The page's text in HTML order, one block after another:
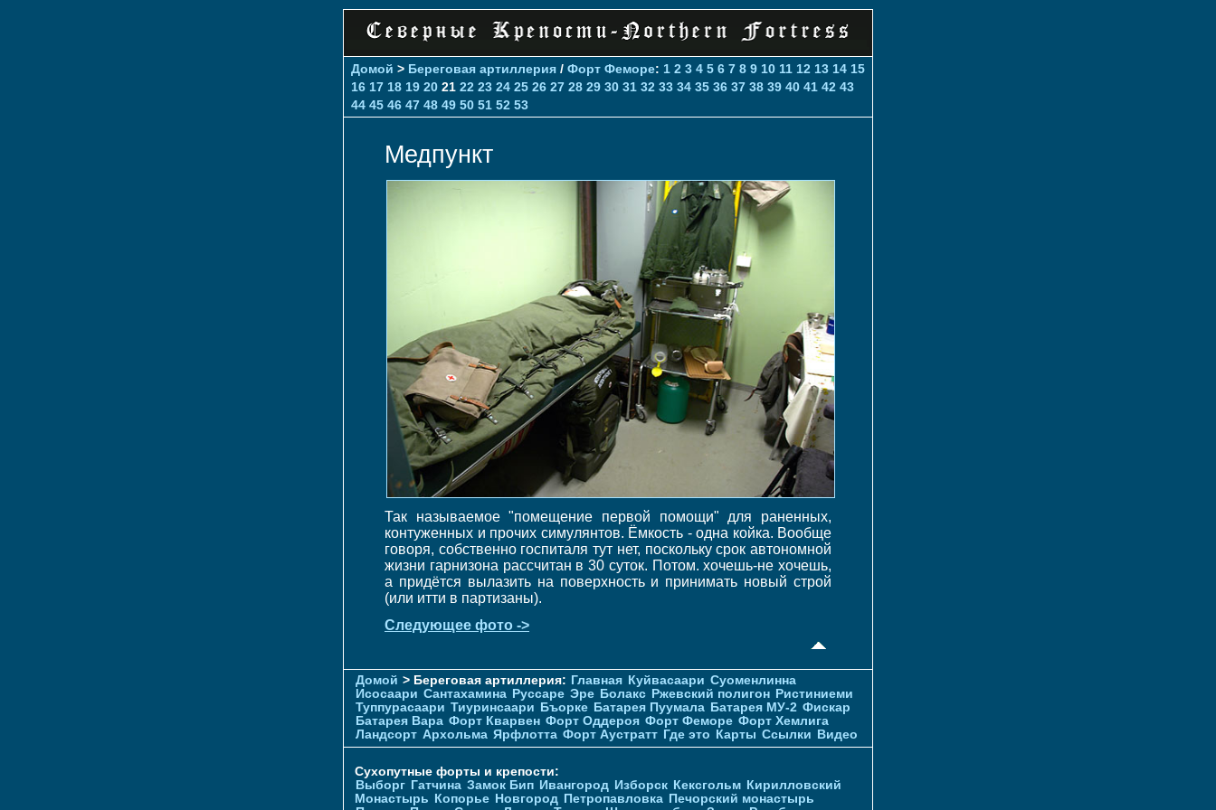
Домой > Береговая артиллерия / Форт Феморе: 1 2 3 4 5 6 7 8 9 10 11 12 13 14 15
16 17 18 19 20 21 22 23 24 25 26 27 28 29 30 31 32 33 34 35 36 37 38 39 40 41 42 43
44 45 46 47 48 49 50 51 52 53
Медпункт
Так называемое "помещение первой помощи" для раненных,
контуженных и прочих симулянтов. Ёмкость - одна койка. Вообще
говоря, собственно госпиталя тут нет, поскольку срок автономной
жизни гарнизона рассчитан в 30 суток. Потом. хочешь-не хочешь,
а придётся вылазить на поверхность и принимать новый строй
(или итти в партизаны).
Следующее фото ->
Домой > Береговая артиллерия: Главная Куйвасаари Суоменлиннa
Исосаари Сантахамина Руссаре Эре Болакс Ржевский полигон Ристиниеми
Туппурасаари Тиуринсаари Бъорке Батарея Пуумала Батарея МУ-2 Фискар
Батарея Вара Форт Кварвен Форт Оддероя Форт Феморе Форт Хемлига
Ландсорт Архольма Ярфлотта Форт Аустратт Где это Карты Ссылки Видео
Сухопутные форты и крепости:
Выборг Гатчина Замок Бип Ивангород Изборск Кексгольм Кирилловский
Монастырь
Копорье Новгород Петропавловка Печорcкий монастырь